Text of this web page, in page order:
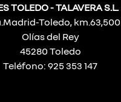
TOLEDO - TALAVERA S.L.
Toledo, km.63,500
Olías del Rey
45280 Toledo
Teléfono: 925 353 147